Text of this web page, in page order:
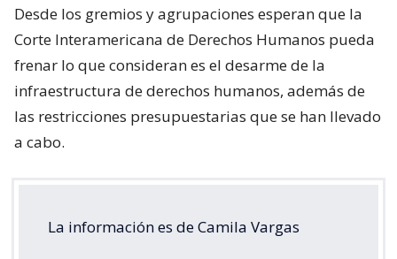
Desde los gremios y agrupaciones esperan que la
Corte Interamericana de Derechos Humanos pueda
frenar lo que consideran es el desarme de la
infraestructura de derechos humanos, además de
las restricciones presupuestarias que se han llevado
a cabo.
La información es de Camila Vargas